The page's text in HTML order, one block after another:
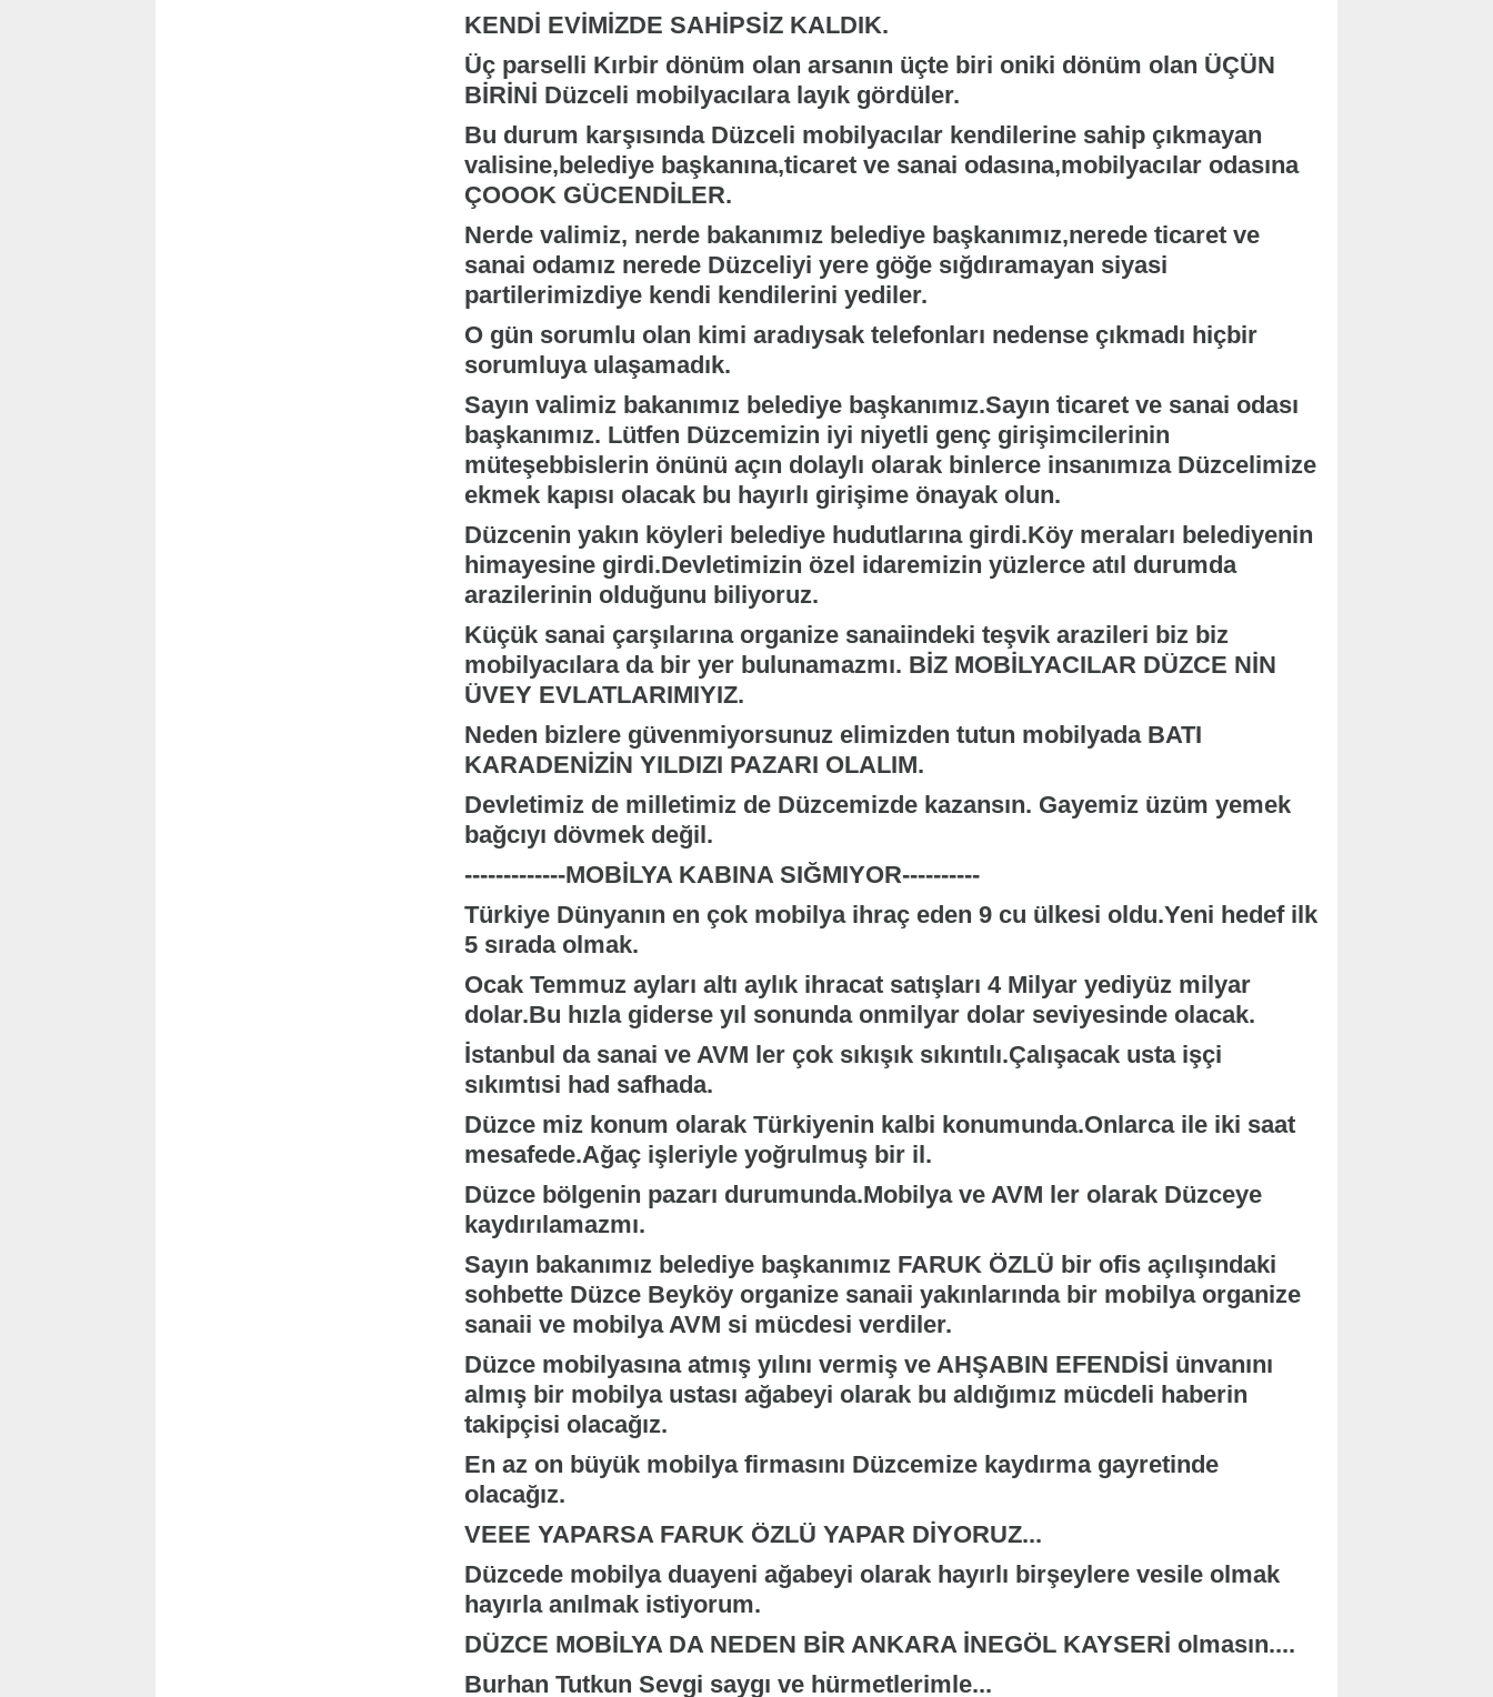
KENDİ EVİMİZDE SAHİPSİZ KALDIK.
Üç parselli Kırbir dönüm olan arsanın üçte biri oniki dönüm olan ÜÇÜN
BİRİNİ Düzceli mobilyacılara layık gördüler.
Bu durum karşısında Düzceli mobilyacılar kendilerine sahip çıkmayan
valisine,belediye başkanına,ticaret ve sanai odasına,mobilyacılar odasına
ÇOOOK GÜCENDİLER.
Nerde valimiz, nerde bakanımız belediye başkanımız,nerede ticaret ve
sanai odamız nerede Düzceliyi yere göğe sığdıramayan siyasi
partilerimizdiye kendi kendilerini yediler.
O gün sorumlu olan kimi aradıysak telefonları nedense çıkmadı hiçbir
sorumluya ulaşamadık.
Sayın valimiz bakanımız belediye başkanımız.Sayın ticaret ve sanai odası
başkanımız. Lütfen Düzcemizin iyi niyetli genç girişimcilerinin
müteşebbislerin önünü açın dolaylı olarak binlerce insanımıza Düzcelimize
ekmek kapısı olacak bu hayırlı girişime önayak olun.
Düzcenin yakın köyleri belediye hudutlarına girdi.Köy meraları belediyenin
himayesine girdi.Devletimizin özel idaremizin yüzlerce atıl durumda
arazilerinin olduğunu biliyoruz.
Küçük sanai çarşılarına organize sanaiindeki teşvik arazileri biz biz
mobilyacılara da bir yer bulunamazmı. BİZ MOBİLYACILAR DÜZCE NİN
ÜVEY EVLATLARIMIYIZ.
Neden bizlere güvenmiyorsunuz elimizden tutun mobilyada BATI
KARADENİZİN YILDIZI PAZARI OLALIM.
Devletimiz de milletimiz de Düzcemizde kazansın. Gayemiz üzüm yemek
bağcıyı dövmek değil.
-------------MOBİLYA KABINA SIĞMIYOR----------
Türkiye Dünyanın en çok mobilya ihraç eden 9 cu ülkesi oldu.Yeni hedef ilk
5 sırada olmak.
Ocak Temmuz ayları altı aylık ihracat satışları 4 Milyar yediyüz milyar
dolar.Bu hızla giderse yıl sonunda onmilyar dolar seviyesinde olacak.
İstanbul da sanai ve AVM ler çok sıkışık sıkıntılı.Çalışacak usta işçi
sıkımtısi had safhada.
Düzce miz konum olarak Türkiyenin kalbi konumunda.Onlarca ile iki saat
mesafede.Ağaç işleriyle yoğrulmuş bir il.
Düzce bölgenin pazarı durumunda.Mobilya ve AVM ler olarak Düzceye
kaydırılamazmı.
Sayın bakanımız belediye başkanımız FARUK ÖZLÜ bir ofis açılışındaki
sohbette Düzce Beyköy organize sanaii yakınlarında bir mobilya organize
sanaii ve mobilya AVM si mücdesi verdiler.
Düzce mobilyasına atmış yılını vermiş ve AHŞABIN EFENDİSİ ünvanını
almış bir mobilya ustası ağabeyi olarak bu aldığımız mücdeli haberin
takipçisi olacağız.
En az on büyük mobilya firmasını Düzcemize kaydırma gayretinde
olacağız.
VEEE YAPARSA FARUK ÖZLÜ YAPAR DİYORUZ...
Düzcede mobilya duayeni ağabeyi olarak hayırlı birşeylere vesile olmak
hayırla anılmak istiyorum.
DÜZCE MOBİLYA DA NEDEN BİR ANKARA İNEGÖL KAYSERİ olmasın....
Burhan Tutkun Sevgi saygı ve hürmetlerimle...